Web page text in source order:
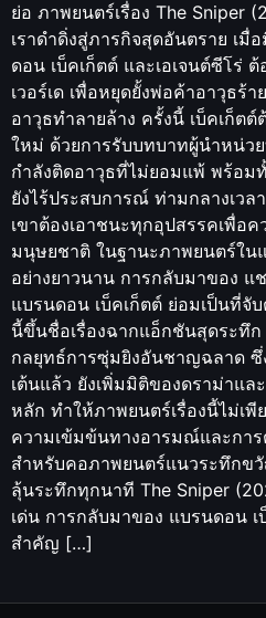
ย่อ ภาพยนตร์เรื่อง The Sniper
เราดำดิ่งสู่ภารกิจสุดอันตราย เ
ดอน เบ็คเก็ตต์ และเอเจนต์ซีโร่
เวอร์เด เพื่อหยุดยั้งพ่อค้าอาวุธร้
อาวุธทำลายล้าง ครั้งนี้ เบ็คเก็ต
ใหม่ ด้วยการรับบทบาทผู้นำหน่ว
กำลังติดอาวุธที่ไม่ยอมแพ้ พร้อ
ยังไร้ประสบการณ์ ท่ามกลางเว
เขาต้องเอาชนะทุกอุปสรรคเพื่อ
มนุษยชาติ ในฐานะภาพยนตร์ใน
อย่างยาวนาน การกลับมาของ
แบรนดอน เบ็คเก็ตต์ ย่อมเป็นที่
นี้ขึ้นชื่อเรื่องฉากแอ็กชันสุดระทึ
กลยุทธ์การซุ่มยิงอันชาญฉลาด
เต้นแล้ว ยังเพิ่มมิติของดราม่าแล
หลัก ทำให้ภาพยนตร์เรื่องนี้ไม่เพี
ความเข้มข้นทางอารมณ์และกา
สำหรับคอภาพยนตร์แนวระทึกข
ลุ้นระทึกทุกนาที The Sniper
เด่น การกลับมาของ แบรนดอน
สำคัญ […]